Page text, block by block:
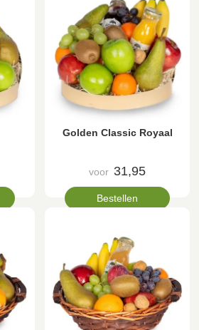
Golden Classic Royaal
voor 31,95
Bestellen